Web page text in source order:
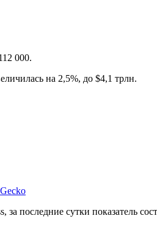
000.
на 2,5%, до $4,1 трлн.
последние сутки показатель